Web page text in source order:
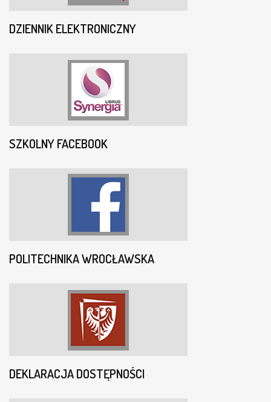
DZIENNIK ELEKTRONICZNY
SZKOLNY FACEBOOK
POLITECHNIKA WROCŁAWSKA
DEKLARACJA DOSTĘPNOŚCI